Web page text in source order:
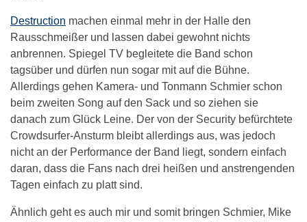
Destruction machen einmal mehr in der Halle den
Rausschmeißer und lassen dabei gewohnt nichts
anbrennen. Spiegel TV begleitete die Band schon
tagsüber und dürfen nun sogar mit auf die Bühne.
Allerdings gehen Kamera- und Tonmann Schmier schon
beim zweiten Song auf den Sack und so ziehen sie
danach zum Glück Leine. Der von der Security befürchtete
Crowdsurfer-Ansturm bleibt allerdings aus, was jedoch
nicht an der Performance der Band liegt, sondern einfach
daran, dass die Fans nach drei heißen und anstrengenden
Tagen einfach zu platt sind.
Ähnlich geht es auch mir und somit bringen Schmier, Mike